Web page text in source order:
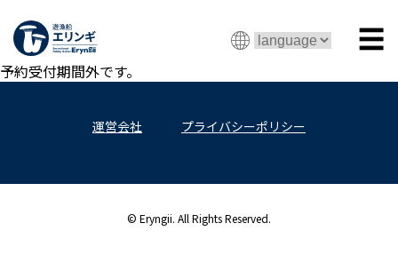
☰
予約受付期間外です。
運営会社 プライバシーポリシー
© Eryngii. All Rights Reserved.